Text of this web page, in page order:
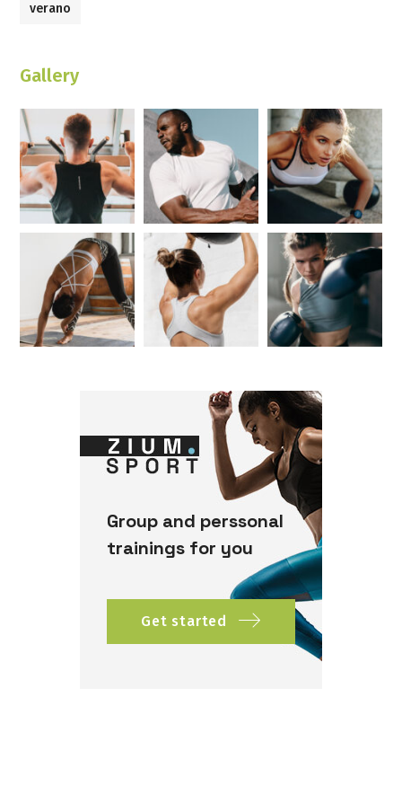
verano
Gallery
Group and perssonal
trainings for you
Get started